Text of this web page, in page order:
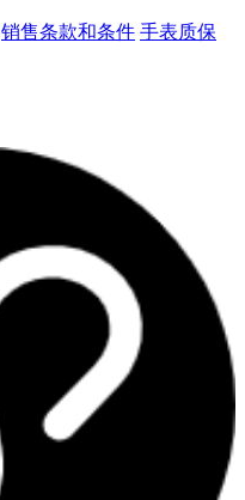
销售条款和条件 手表质保